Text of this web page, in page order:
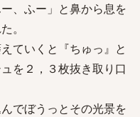
、ふー」と鼻から息を
。
ていくと『ちゅっ』と
を２，３枚抜き取り口
でぼうっとその光景を